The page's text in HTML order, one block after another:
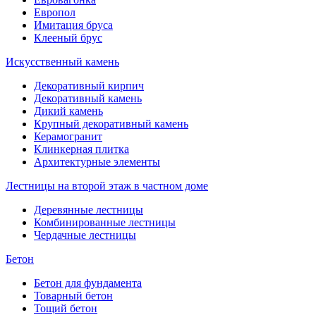
Европол
Имитация бруса
Клееный брус
Искусственный камень
Декоративный кирпич
Декоративный камень
Дикий камень
Крупный декоративный камень
Керамогранит
Клинкерная плитка
Архитектурные элементы
Лестницы на второй этаж в частном доме
Деревянные лестницы
Комбинированные лестницы
Чердачные лестницы
Бетон
Бетон для фундамента
Товарный бетон
Тощий бетон